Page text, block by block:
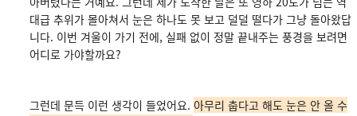
대급 추위가 몰아쳐서 눈은 하나도 못 보고 덜덜 떨다가 그냥 돌아왔답
니다. 이번 겨울이 가기 전에, 실패 없이 정말 끝내주는 풍경을 보려면
어디로 가야할까요?
그런데 문득 이런 생각이 들었어요. 아무리 춥다고 해도 눈은 안 올 수